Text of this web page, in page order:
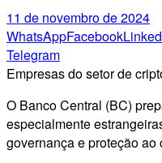
11 de novembro de 2024
WhatsAppFacebook
Telegram
Empresas do setor de
O Banco Central (BC)
especialmente
governança e proteção